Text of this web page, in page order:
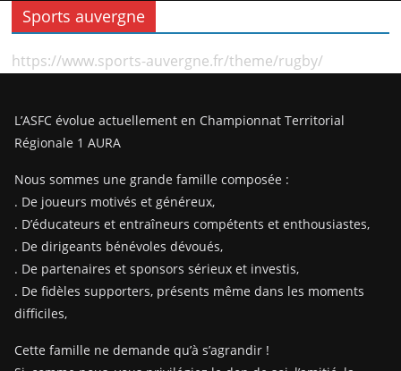
Sports auvergne
https://www.sports-auvergne.fr/theme/rugby/
L’ASFC évolue actuellement en Championnat Territorial
Régionale 1 AURA
Nous sommes une grande famille composée :
. De joueurs motivés et généreux,
. D’éducateurs et entraîneurs compétents et enthousiastes,
. De dirigeants bénévoles dévoués,
. De partenaires et sponsors sérieux et investis,
. De fidèles supporters, présents même dans les moments
difficiles,
Cette famille ne demande qu’à s’agrandir !